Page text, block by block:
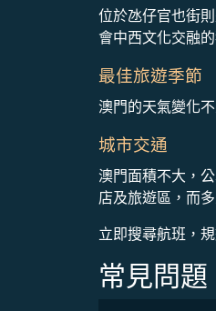
位於氹仔官也街
會中西文化交融
最佳旅遊季節
澳門的天氣變化
城市交通
澳門面積不大，
店及旅遊區，而
立即搜尋航班，
常見問題